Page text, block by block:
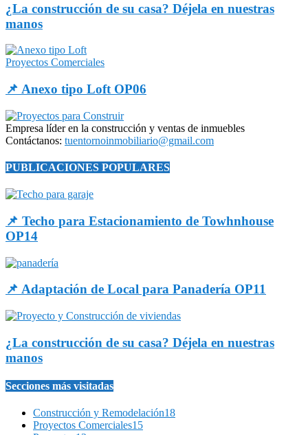
¿La construcción de su casa? Déjela en nuestras
manos
Proyectos Comerciales
📌 Anexo tipo Loft OP06
Empresa líder en la construcción y ventas de inmuebles
Contáctanos: tuentornoinmobiliario@gmail.com
PUBLICACIONES POPULARES
📌 Techo para Estacionamiento de Towhnhouse
OP14
📌 Adaptación de Local para Panadería OP11
¿La construcción de su casa? Déjela en nuestras
manos
Secciones más visitadas
Construcción y Remodelación18
Proyectos Comerciales15